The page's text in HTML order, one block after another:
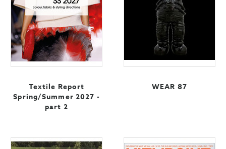
Textile Report
Spring/Summer 2027 -
part 2
WEAR 87